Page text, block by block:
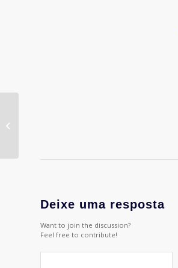
Deixe uma resposta
Want to join the discussion?
Feel free to contribute!